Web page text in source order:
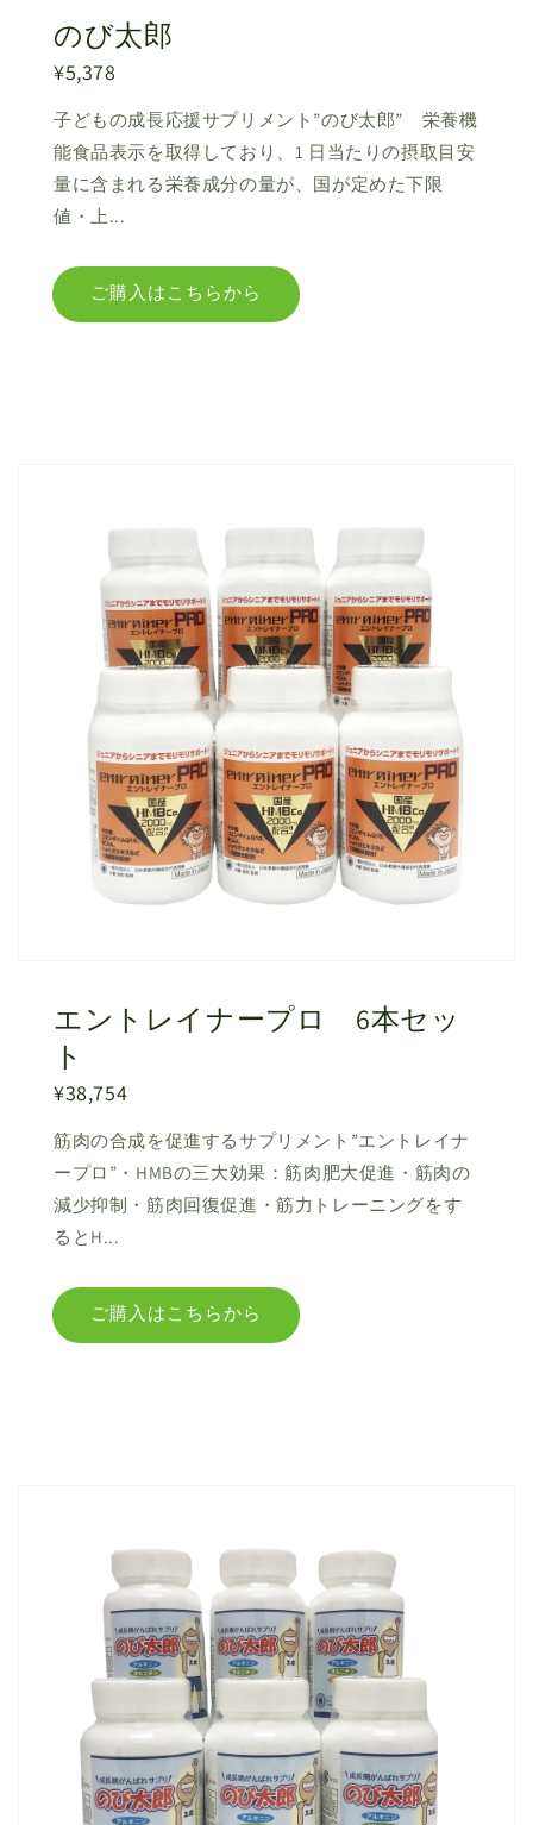
のび太郎
¥5,378
子どもの成長応援サプリメント”のび太郎” 栄養機
能食品表示を取得しており、1 日当たりの摂取目安
量に含まれる栄養成分の量が、国が定めた下限
値・上...
ご購入はこちらから
エントレイナープロ 6本セッ
ト
¥38,754
筋肉の合成を促進するサプリメント”エントレイナ
ープロ”・HMBの三大効果：筋肉肥大促進・筋肉の
減少抑制・筋肉回復促進・筋力トレーニングをす
るとH...
ご購入はこちらから